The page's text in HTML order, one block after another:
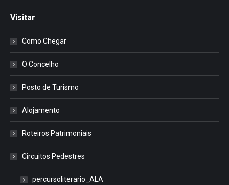
Visitar
Como Chegar
O Concelho
Posto de Turismo
Alojamento
Roteiros Patrimoniais
Circuitos Pedestres
percursoliterario_ALA